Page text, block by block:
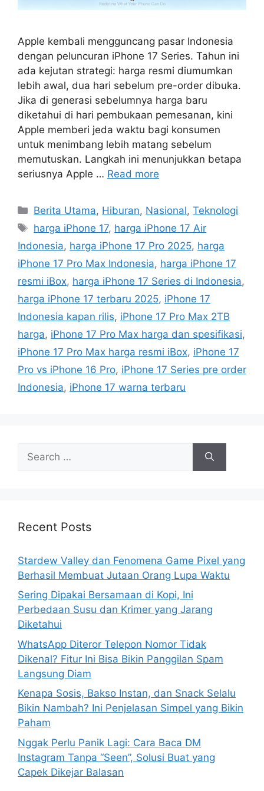
Apple kembali mengguncang pasar Indonesia
dengan peluncuran iPhone 17 Series. Tahun ini
ada kejutan strategi: harga resmi diumumkan
lebih awal, dua hari sebelum pre-order dibuka.
Jika di generasi sebelumnya harga baru
diketahui di hari pembukaan pemesanan, kini
Apple memberi jeda waktu bagi konsumen
untuk menimbang lebih matang sebelum
memutuskan. Langkah ini menunjukkan betapa
seriusnya Apple … Read more
C
a
e
g
o
r
s
Berita Utama, Hiburan, Nasional,Teknologi
T
s
harga iPhone 17, harga iPhone 17 Air
Indonesia, harga iPhone 17 Pro 2025, harga
iPhone 17 Pro Max Indonesia, harga iPhone 17
resmi iBox, harga iPhone 17 Series di Indonesia,
harga iPhone 17 terbaru 2025, iPhone 17
Indonesia kapan rilis, iPhone 17 Pro Max 2TB
harga, iPhone 17 Pro Max harga dan spesifikasi,
iPhone 17 Pro Max harga resmi iBox, iPhone 17
Pro vs iPhone 16 Pro, iPhone 17 Series pre order
Indonesia, iPhone 17 warna terbaru
h
r
:
Recent Posts
Stardew Valley dan Fenomena Game Pixel yang
Berhasil Membuat Jutaan Orang Lupa Waktu
Sering Dipakai Bersamaan di Kopi, Ini
Perbedaan Susu dan Krimer yang Jarang
Diketahui
WhatsApp Diteror Telepon Nomor Tidak
Dikenal? Fitur Ini Bisa Bikin Panggilan Spam
Langsung Diam
Kenapa Sosis, Bakso Instan, dan Snack Selalu
Bikin Nambah? Ini Penjelasan Simpel yang Bikin
Paham
Nggak Perlu Panik Lagi: Cara Baca DM
Instagram Tanpa “Seen”, Solusi Buat yang
Capek Dikejar Balasan